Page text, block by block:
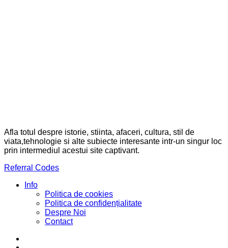
Afla totul despre istorie, stiinta, afaceri, cultura, stil de
viata,tehnologie si alte subiecte interesante intr-un singur loc
prin intermediul acestui site captivant.
Referral Codes
Info
Politica de cookies
Politica de confidențialitate
Despre Noi
Contact